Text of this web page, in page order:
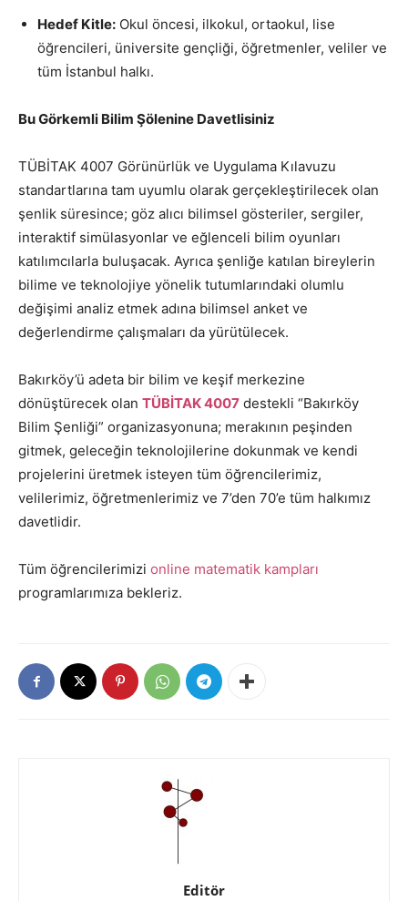
Hedef Kitle: Okul öncesi, ilkokul, ortaokul, lise
öğrencileri, üniversite gençliği, öğretmenler, veliler ve
tüm İstanbul halkı.
Bu Görkemli Bilim Şölenine Davetlisiniz
TÜBİTAK 4007 Görünürlük ve Uygulama Kılavuzu
standartlarına tam uyumlu olarak gerçekleştirilecek olan
şenlik süresince; göz alıcı bilimsel gösteriler, sergiler,
interaktif simülasyonlar ve eğlenceli bilim oyunları
katılımcılarla buluşacak. Ayrıca şenliğe katılan bireylerin
bilime ve teknolojiye yönelik tutumlarındaki olumlu
değişimi analiz etmek adına bilimsel anket ve
değerlendirme çalışmaları da yürütülecek.
Bakırköy’ü adeta bir bilim ve keşif merkezine
dönüştürecek olan TÜBİTAK 4007 destekli “Bakırköy
Bilim Şenliği” organizasyonuna; merakının peşinden
gitmek, geleceğin teknolojilerine dokunmak ve kendi
projelerini üretmek isteyen tüm öğrencilerimiz,
velilerimiz, öğretmenlerimiz ve 7’den 70’e tüm halkımız
davetlidir.
Tüm öğrencilerimizi online matematik kampları
programlarımıza bekleriz.
Editör